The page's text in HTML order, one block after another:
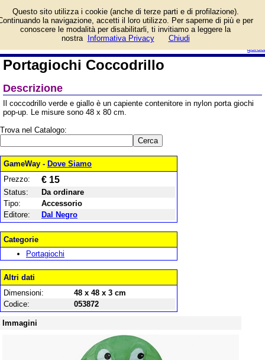
guida
Portagiochi Coccodrillo e
prezzo di vendita.
Prodotto da Dal Negro
Portagiochi Coccodrillo
Descrizione
Il coccodrillo verde e giallo è un capiente contenitore in nylon porta giochi
pop-up. Le misure sono 48 x 80 cm.
Trova nel Catalogo:
GameWay - Dove Siamo
Prezzo:
€ 15
Status:
Da ordinare
Tipo:
Accessorio
Editore:
Dal Negro
Categorie
Portagiochi
Altri dati
Dimensioni:
48 x 48 x 3 cm
Codice:
053872
Immagini
Questo sito utilizza i cookie (anche di terze parti e di profilazione).
la navigazione, accetti il loro utilizzo. Per saperne di più e per
conoscere le modalità per disabilitarli, ti invitiamo a leggere la
nostra
Informativa Privacy Chiudi